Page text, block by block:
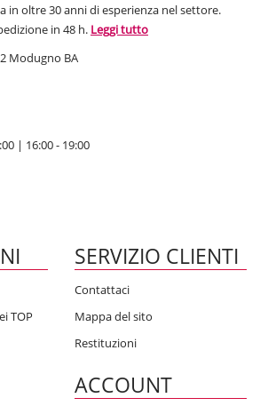
in oltre 30 anni di esperienza nel settore.
in 48 h. Leggi tutto
Modugno BA
| 16:00 - 19:00
TOP
SERVIZIO CLIENTI
Contattaci
Mappa del sito
Restituzioni
ACCOUNT